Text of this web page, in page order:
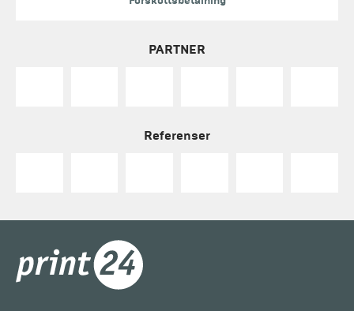
PARTNER
Referenser